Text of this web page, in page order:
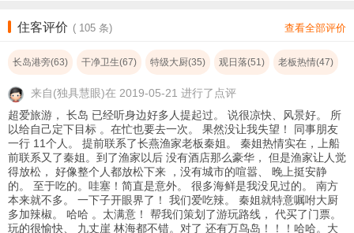
住客评价 ( 105 条) 查看全部评价
长岛港旁(63) 干净卫生(67) 特级大厨(35) 观日落(51) 老板热情(47)
来自(独具慧眼)在 2019-05-21 进行了点评
超爱旅游， 长岛 已经听身边好多人提起过。 说很凉快、风景好。 所
以给自己定下目标 。在忙也要去一次。 果然没让我失望！ 同事朋友
一行 11个人。 提前联系了长燕渔家老板秦姐。 秦姐热情实在，上船
前联系又了秦姐。到了渔家以后 没有酒店那么豪华， 但是渔家让人觉
得放松， 好像整个人都放松下来 ，没有城市的喧嚣、 晚上挺安静
的。 至于吃的。哇塞！简直是意外。 很多海鲜是我没见过的。 南方
本来就不多。 一下子开眼界了！ 我们爱吃辣。 秦姐就特意嘱咐大厨
多加辣椒。 哈哈 。太满意！ 帮我们策划了游玩路线， 代买了门票。
玩的很愉快、 九丈崖 林海都不错。对了 还有万鸟岛！！！哈哈。大